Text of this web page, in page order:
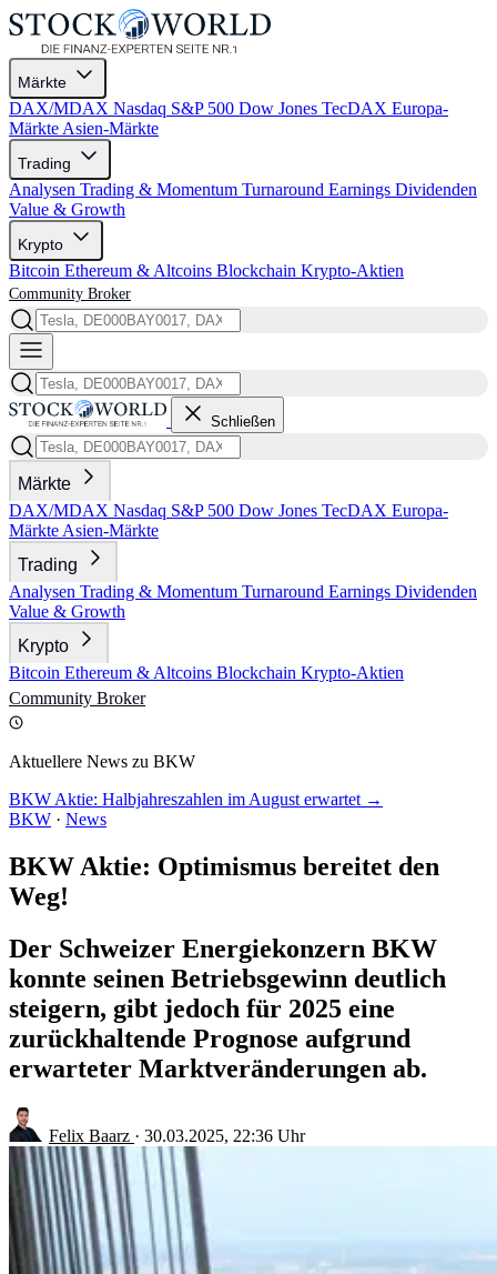
Märkte
DAX/MDAX Nasdaq S&P 500 Dow Jones TecDAX Europa-
Märkte Asien-Märkte
Trading
Analysen Trading & Momentum Turnaround Earnings Dividenden
Value & Growth
Krypto
Bitcoin Ethereum & Altcoins Blockchain Krypto-Aktien
Community Broker
Schließen
Märkte
DAX/MDAX Nasdaq S&P 500 Dow Jones TecDAX Europa-
Märkte Asien-Märkte
Trading
Analysen Trading & Momentum Turnaround Earnings Dividenden
Value & Growth
Krypto
Bitcoin Ethereum & Altcoins Blockchain Krypto-Aktien
Community Broker
Aktuellere News zu BKW
BKW Aktie: Halbjahreszahlen im August erwartet →
BKW · News
BKW Aktie: Optimismus bereitet den
Weg!
Der Schweizer Energiekonzern BKW
konnte seinen Betriebsgewinn deutlich
steigern, gibt jedoch für 2025 eine
zurückhaltende Prognose aufgrund
erwarteter Marktveränderungen ab.
Felix Baarz · 30.03.2025, 22:36 Uhr